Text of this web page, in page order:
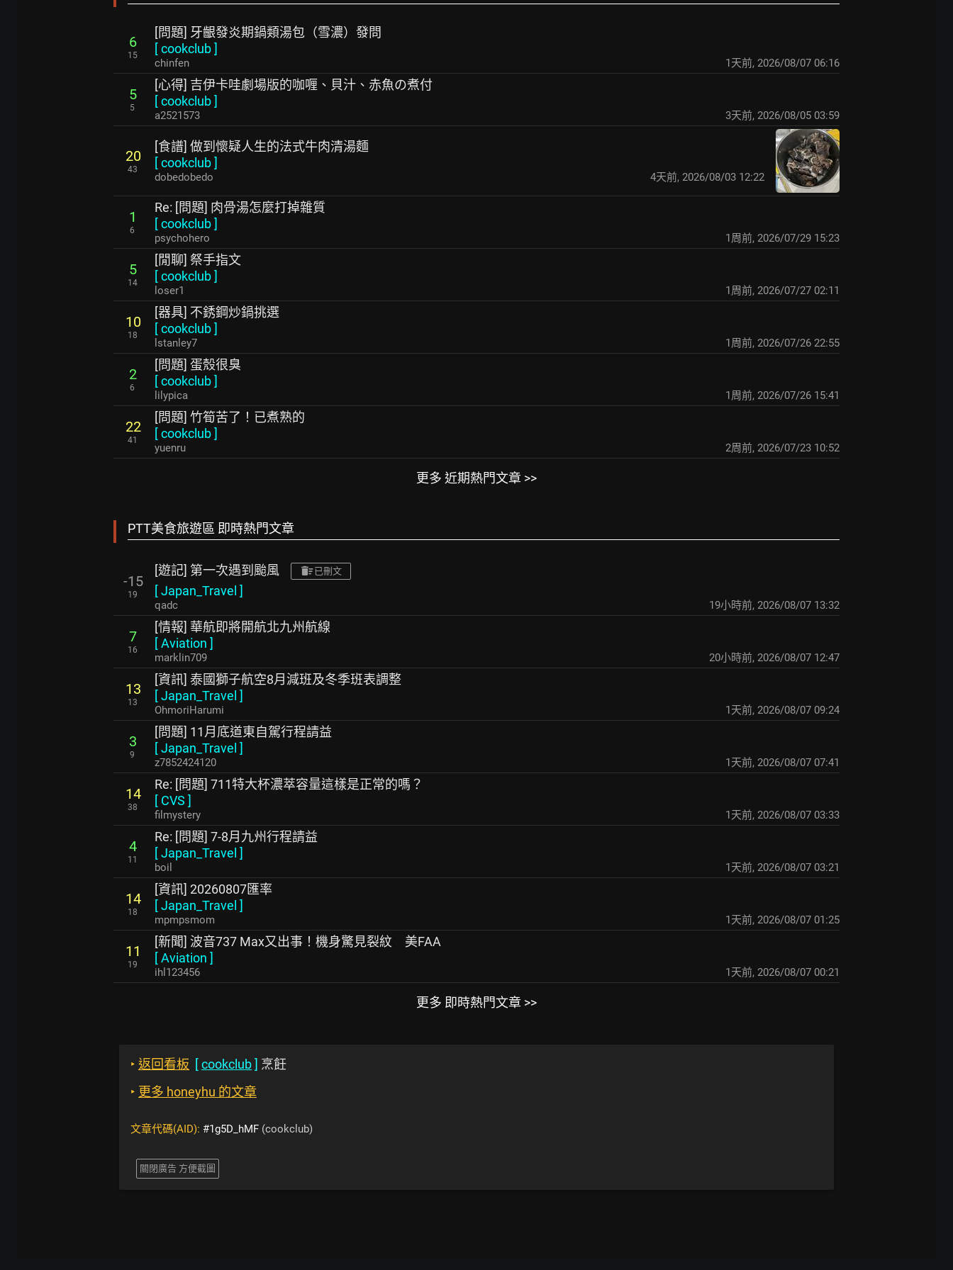
6
15
[問題] 牙齦發炎期鍋類湯包（雪濃）發問
[cookclub]
chinfen 1天前, 2026/08/07 06:16
5
5
[心得] 吉伊卡哇劇場版的咖喱、貝汁、赤魚の煮付
[cookclub]
a2521573 3天前, 2026/08/05 03:59
20
43
[食譜] 做到懷疑人生的法式牛肉清湯麵
[cookclub]
dobedobedo 4天前, 2026/08/03 12:22
1
6
Re: [問題] 肉骨湯怎麼打掉雜質
[cookclub]
psychohero 1周前, 2026/07/29 15:23
5
14
[閒聊] 祭手指文
[cookclub]
loser1 1周前, 2026/07/27 02:11
10
18
[器具] 不銹鋼炒鍋挑選
[cookclub]
lstanley7 1周前, 2026/07/26 22:55
2
6
[問題] 蛋殼很臭
[cookclub]
lilypica 1周前, 2026/07/26 15:41
22
41
[問題] 竹筍苦了！已煮熟的
[cookclub]
yuenru 2周前, 2026/07/23 10:52
更多 近期熱門文章 >>
PTT美食旅遊區 即時熱門文章
-15
19
[遊記] 第一次遇到颱風 已刪文
[Japan_Travel ]
qadc 19小時前, 2026/08/07 13:32
7
16
[情報] 華航即將開航北九州航線
[Aviation ]
marklin709 20小時前, 2026/08/07 12:47
13
13
[資訊] 泰國獅子航空8月減班及冬季班表調整
[Japan_Travel ]
OhmoriHarumi 1天前, 2026/08/07 09:24
3
9
[問題] 11月底道東自駕行程請益
[Japan_Travel ]
z7852424120 1天前, 2026/08/07 07:41
14
38
Re: [問題] 711特大杯濃萃容量這樣是正常的嗎？
[ CVS ]
filmystery 1天前, 2026/08/07 03:33
4
11
Re: [問題] 7-8月九州行程請益
[Japan_Travel ]
boil 1天前, 2026/08/07 03:21
14
18
[資訊] 20260807匯率
[Japan_Travel ]
mpmpsmom 1天前, 2026/08/07 01:25
11
19
[新聞] 波音737 Max又出事！機身驚見裂紋 美FAA
[Aviation ]
ihl123456 1天前, 2026/08/07 00:21
更多 即時熱門文章 >>
‣ 返回看板 [cookclub] 烹飪
‣ 更多 honeyhu 的文章
文章代碼(AID): #1g5D_hMF (cookclub)
關閉廣告 方便截圖